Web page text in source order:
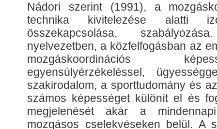
Nádori szerint (1991), a
technika kivitelezése alatti
összekapcsolása,
nyelvezetben, a közfelfogásban az
mozgáskoordinációs
egyensúlyérzékeléssel,
szakirodalom, a sporttudomány és
számos képességet különít el és
megjelenését akár a
mozgásos cselekvéseken belül. A